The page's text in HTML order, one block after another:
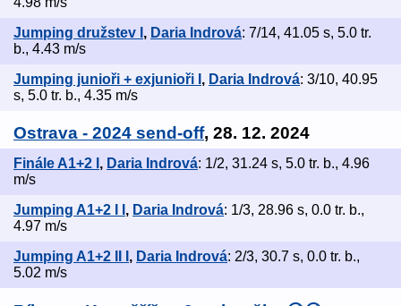
Jumping družstev I , Daria Indrová: 7/14, 41.05 s, 5.0 tr.
b., 4.43 m/s
Jumping junioři + exjunioři I , Daria Indrová: 3/10, 40.95
s, 5.0 tr. b., 4.35 m/s
Ostrava - 2024 send-off, 28. 12. 2024
Finále A1+2 I , Daria Indrová: 1/2, 31.24 s, 5.0 tr. b., 4.96
m/s
Jumping A1+2 I I , Daria Indrová: 1/3, 28.96 s, 0.0 tr. b.,
4.97 m/s
Jumping A1+2 II I , Daria Indrová: 2/3, 30.7 s, 0.0 tr. b.,
5.02 m/s